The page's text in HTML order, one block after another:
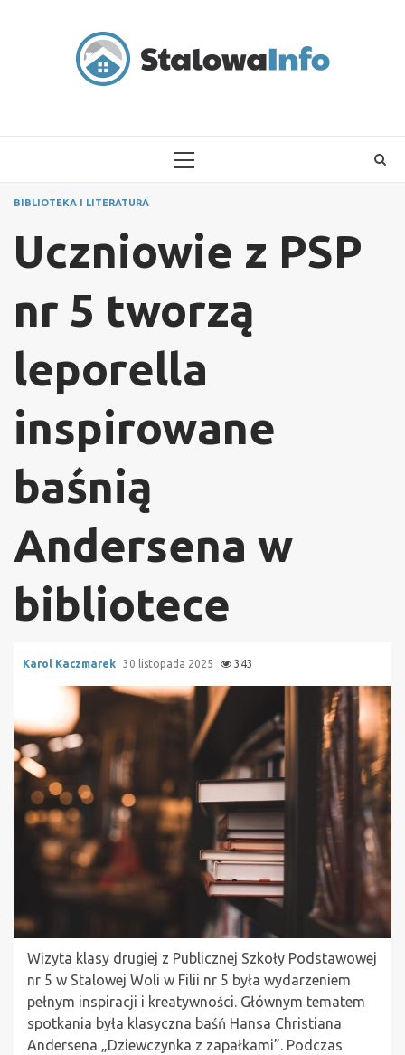
PRIMARY
BIBLIOTEKA I LITERATURA
Uczniowie z PSP
nr 5 tworzą
leporella
inspirowane
baśnią
Andersena w
bibliotece
Karol Kaczmarek 30 listopada 2025 343
Wizyta klasy drugiej z Publicznej Szkoły Podstawowej
nr 5 w Stalowej Woli w Filii nr 5 była wydarzeniem
pełnym inspiracji i kreatywności. Głównym tematem
spotkania była klasyczna baśń Hansa Christiana
Andersena „Dziewczynka z zapałkami”. Podczas